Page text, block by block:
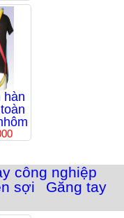
hàn
công nghiệp
sợi
Găng tay